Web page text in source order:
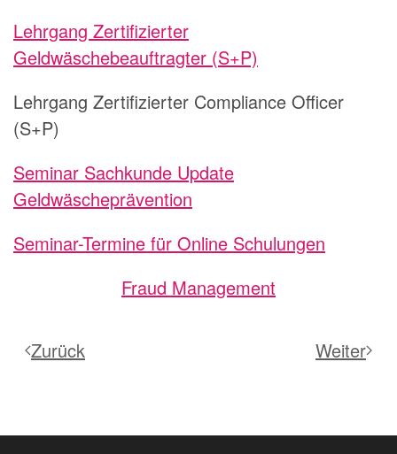
Lehrgang Zertifizierter
Geldwäschebeauftragter (S+P)
Lehrgang Zertifizierter Compliance Officer
(S+P)
Seminar Sachkunde Update
Geldwäscheprävention
Seminar-Termine für Online Schulungen
Fraud Management
Zurück Weiter